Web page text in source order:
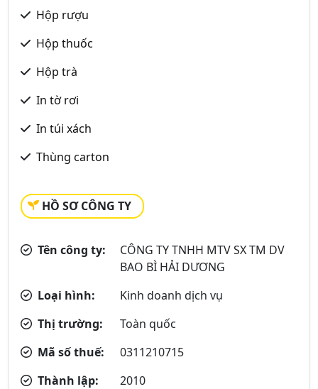
Hộp rượu
Hộp thuốc
Hộp trà
In tờ rơi
In túi xách
Thùng carton
HỒ SƠ CÔNG TY
Tên công ty:
CÔNG TY TNHH MTV SX TM DV
BAO BÌ HẢI DƯƠNG
Loại hình:
Kinh doanh dịch vụ
Thị trường:
Toàn quốc
Mã số thuế:
0311210715
Thành lập:
2010